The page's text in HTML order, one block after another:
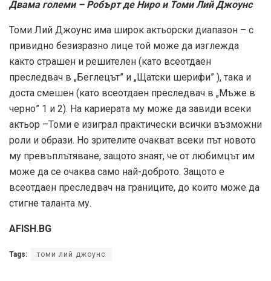
Двама големи – Робърт де Ниро и Томи Лий Джоунс
Томи Лий Джоунс има широк актьорски диапазон – с
привидно безизразно лице той може да изглежда
както страшен и решителен (като всеотдаен
преследвач в „Беглецът” и „Щатски шерифи” ), така и
доста смешен (като всеотдаен преследвач в „Мъже в
черно” 1 и 2). На кариерата му може да завиди всеки
актьор –Томи е изиграл практически всички възможни
роли и образи. Но зрителите очакват всеки път новото
му превъплътяване, защото знаят, че от любимцът им
може да се очаква само най-доброто. Защото е
всеотдаен преследвач на границите, до които може да
стигне таланта му.
AFISH.BG
Tags: томи лий джоунс